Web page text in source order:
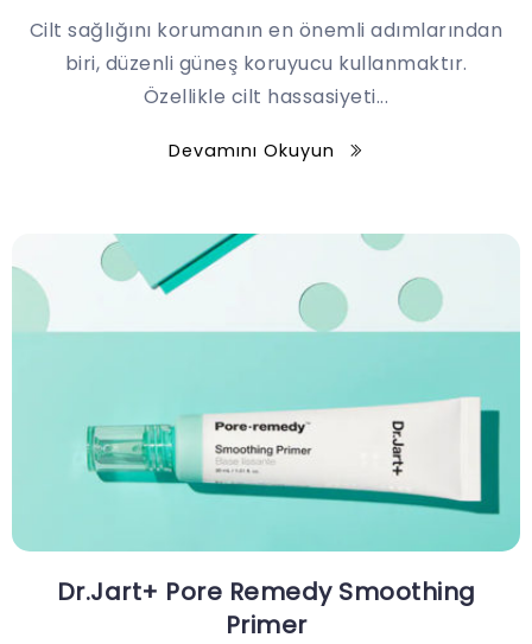
Cilt sağlığını korumanın en önemli adımlarından
biri, düzenli güneş koruyucu kullanmaktır.
Özellikle cilt hassasiyeti...
Devamını Okuyun
Dr.Jart+ Pore Remedy Smoothing
Primer